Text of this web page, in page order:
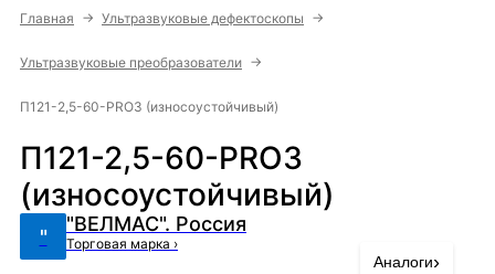
Главная → Ультразвуковые дефектоскопы →
Ультразвуковые преобразователи →
П121-2,5-60-PRO3 (износоустойчивый)
П121-2,5-60-PRO3
(износоустойчивый)
"
"ВЕЛМАС". Россия
Торговая марка ›
Аналоги›